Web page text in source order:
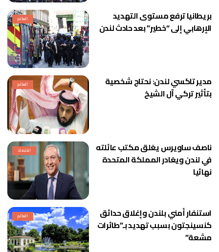
العالم
بريطانيا ترفع مستوى التهديد
الإرهابي إلى “خطير” بعد حادث لندن
العالم
مدير تاكسي لندن: نحتاج شخصية
بتأثير تركي آل الشيخ
اقتصاد
ناصف ساويرس يغلق مكتب عائلته
في لندن ويغادر المملكة المتحدة
نهائيا
العالم
استنفار أمني بلندن وإغلاق حدائق
كنسينجتون بسبب تهديد بـ”طائرات
مشعة”